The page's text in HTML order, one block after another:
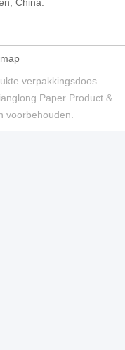
verpakkingsdoos
Paper Product &
voorbehouden.